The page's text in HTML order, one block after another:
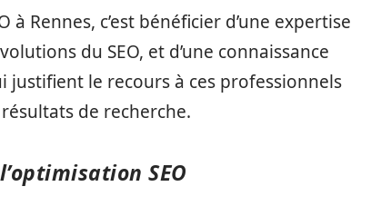
Rennes, c’est bénéficier d’une expertise
du SEO, et d’une connaissance
le recours à ces professionnels
de recherche.
SEO